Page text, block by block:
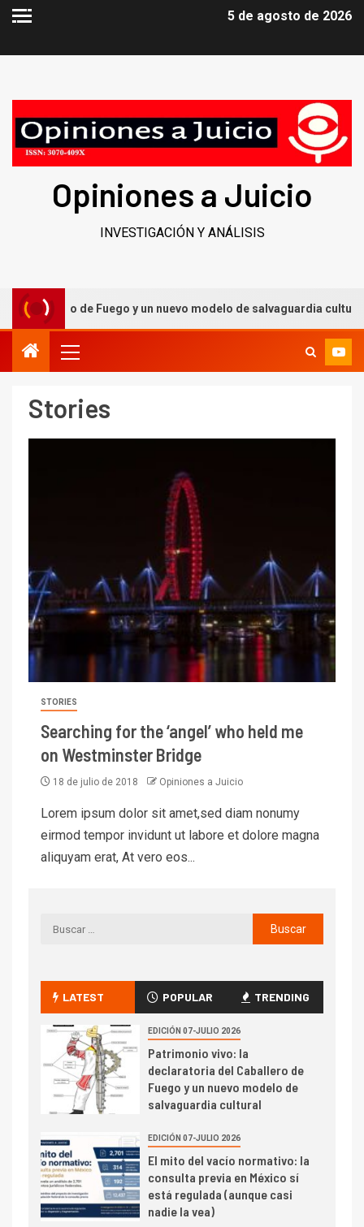
5 de agosto de 2026
Opiniones a Juicio
INVESTIGACIÓN Y ANÁLISIS
de Fuego y un nuevo modelo de salvaguardia cultural
Stories
STORIES
Searching for the ‘angel’ who held me
on Westminster Bridge
18 de julio de 2018 Opiniones a Juicio
Lorem ipsum dolor sit amet,sed diam nonumy
eirmod tempor invidunt ut labore et dolore magna
aliquyam erat, At vero eos...
LATEST POPULAR TRENDING
EDICIÓN 07-JULIO 2026
Patrimonio vivo: la
declaratoria del Caballero de
Fuego y un nuevo modelo de
salvaguardia cultural
EDICIÓN 07-JULIO 2026
El mito del vacío normativo: la
consulta previa en México sí
está regulada (aunque casi
nadie la vea)